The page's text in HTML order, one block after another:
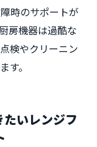
時のサポートが
房機器は過酷な
検やクリーニン
す。
いレンジフ